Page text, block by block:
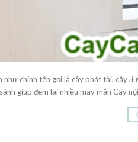
như chính tên gọi là cây phát tài, cây
giúp đem lại nhiều may mắn Cây